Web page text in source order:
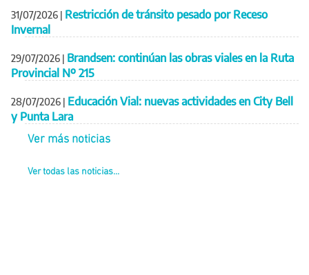
31/07/2026 | Restricción de tránsito pesado por Receso
Invernal
29/07/2026 | Brandsen: continúan las obras viales en la Ruta
Provincial Nº 215
28/07/2026 | Educación Vial: nuevas actividades en City Bell
y Punta Lara
Ver más noticias
Ver todas las noticias...